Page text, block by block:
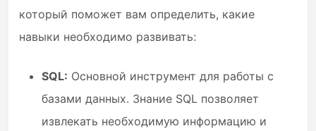
который поможет вам определить, какие
навыки необходимо развивать:
SQL: Основной инструмент для работы с
базами данных. Знание SQL позволяет
извлекать необходимую информацию и